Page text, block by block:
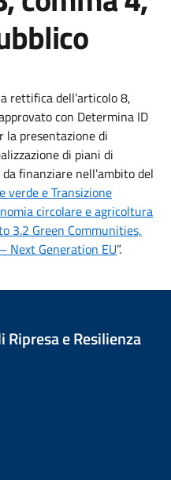
rettifica dell’articolo 8,
con Determina ID
presentazione di
di piani di
finanziare nell’ambito del
verde e Transizione
circolare e agricoltura
3.2 Green Communities,
Next Generation EU”.
Ripresa e Resilienza